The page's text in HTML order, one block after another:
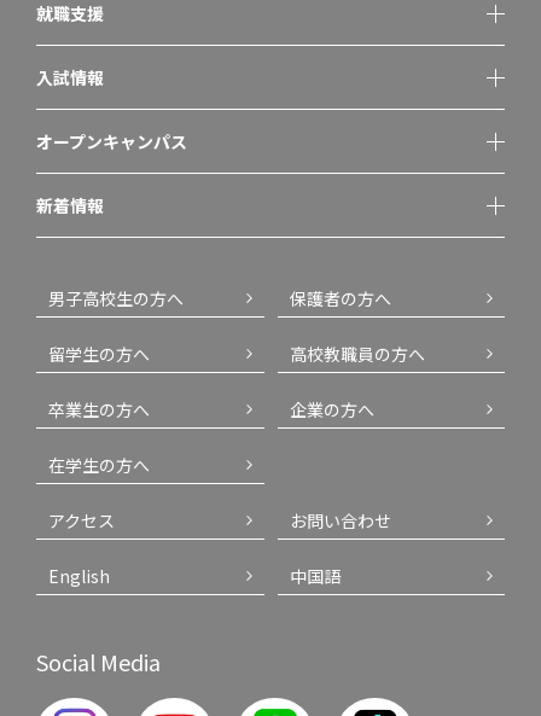
就職支援
入試情報
オープンキャンパス
新着情報
男子高校生の方へ 保護者の方へ
留学生の方へ 高校教職員の方へ
卒業生の方へ 企業の方へ
在学生の方へ
アクセス お問い合わせ
English 中国語
Social Media